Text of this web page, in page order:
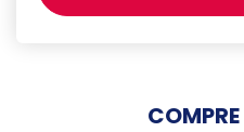
COMPRE